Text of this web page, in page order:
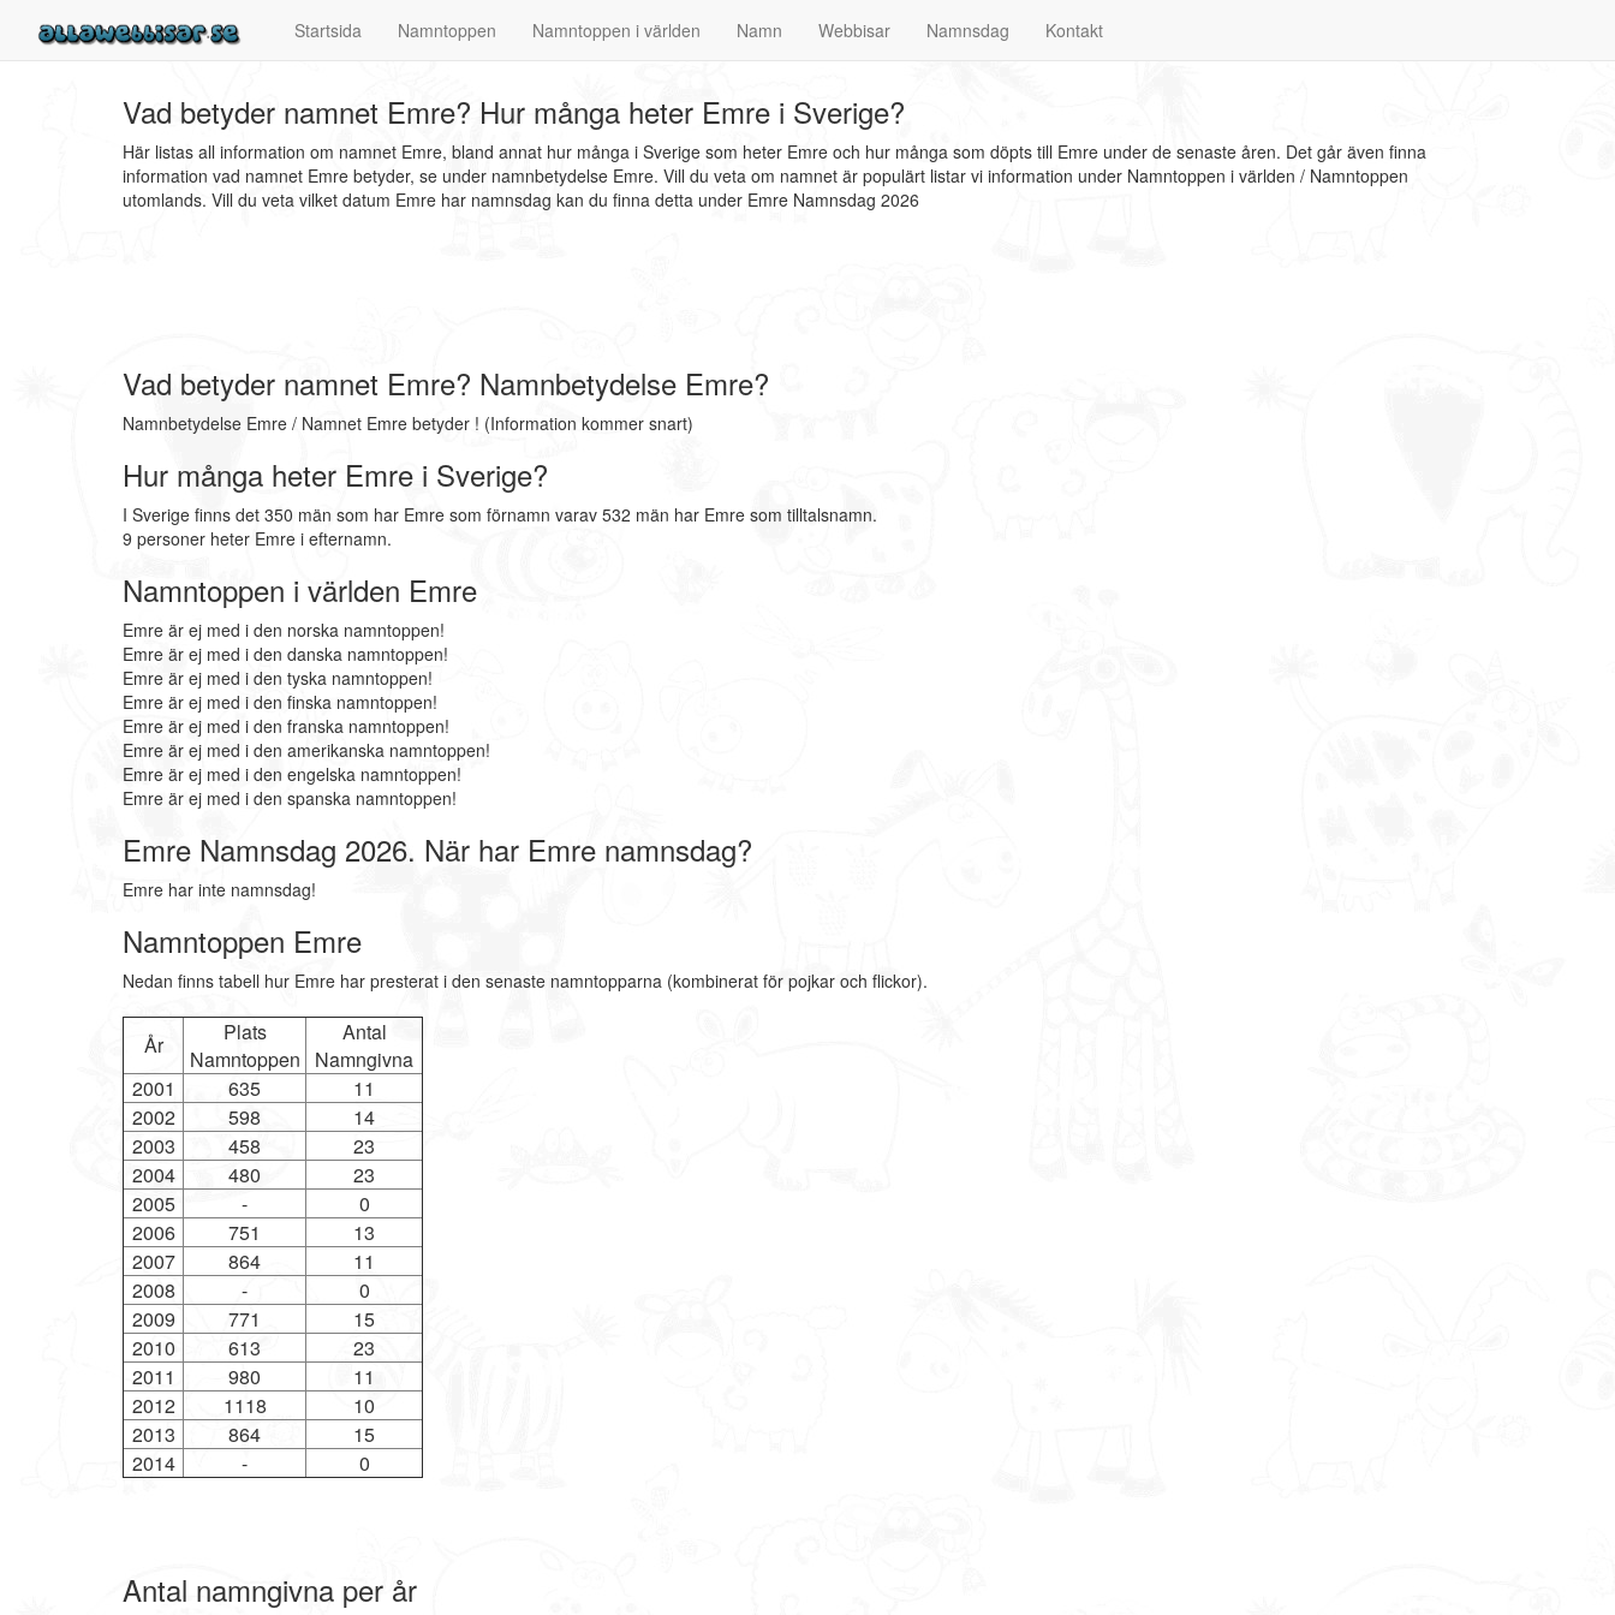
Startsida Namntoppen Namntoppen i världen Namn Webbisar Namnsdag Kontakt
Vad betyder namnet Emre? Hur många heter Emre i Sverige?
Här listas all information om namnet Emre, bland annat hur många i Sverige som heter Emre och hur många som döpts till Emre under de senaste åren. Det går även finna
information vad namnet Emre betyder, se under namnbetydelse Emre. Vill du veta om namnet är populärt listar vi information under Namntoppen i världen / Namntoppen
utomlands. Vill du veta vilket datum Emre har namnsdag kan du finna detta under Emre Namnsdag 2026
Vad betyder namnet Emre? Namnbetydelse Emre?
Namnbetydelse Emre / Namnet Emre betyder ! (Information kommer snart)
Hur många heter Emre i Sverige?
I Sverige finns det 350 män som har Emre som förnamn varav 532 män har Emre som tilltalsnamn.
9 personer heter Emre i efternamn.
Namntoppen i världen Emre
Emre är ej med i den norska namntoppen!
Emre är ej med i den danska namntoppen!
Emre är ej med i den tyska namntoppen!
Emre är ej med i den finska namntoppen!
Emre är ej med i den franska namntoppen!
Emre är ej med i den amerikanska namntoppen!
Emre är ej med i den engelska namntoppen!
Emre är ej med i den spanska namntoppen!
Emre Namnsdag 2026. När har Emre namnsdag?
Emre har inte namnsdag!
Namntoppen Emre
Nedan finns tabell hur Emre har presterat i den senaste namntopparna (kombinerat för pojkar och flickor).
År
Plats
Namntoppen
Antal
Namngivna
2001
635
11
2002
598
14
2003
458
23
2004
480
23
2005
-
0
2006
751
13
2007
864
11
2008
-
0
2009
771
15
2010
613
23
2011
980
11
2012
1118
10
2013
864
15
2014
- 0
Antal namngivna per år